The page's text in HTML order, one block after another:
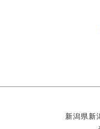
新潟県新